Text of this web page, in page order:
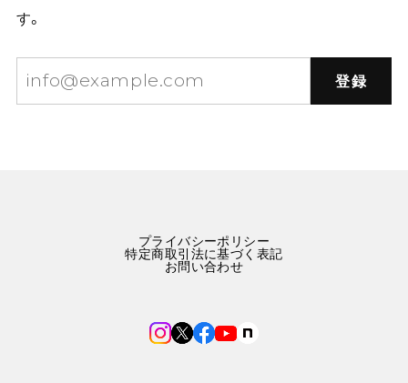
す。
登録
プライバシーポリシー
特定商取引法に基づく表記
お問い合わせ